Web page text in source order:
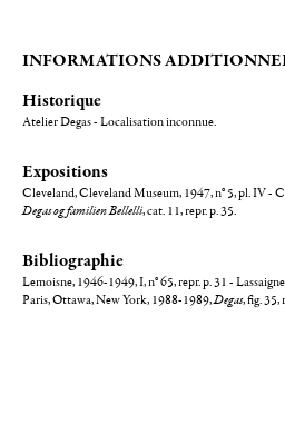
INFORMATIONS
Historique
Atelier Degas - Localisation inconnue.
Expositions
Cleveland, Cleveland Museum, 1947, n° 5, pl. IV -
Degas og familien Bellelli, cat. 11, repr. p. 35.
Bibliographie
Lemoisne, 1946-1949, I, n° 65, repr. p. 31 -
Paris, Ottawa, New York, 1988-1989,Degas, fig. 35,